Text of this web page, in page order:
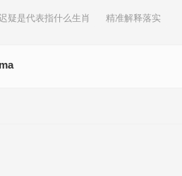
疑是代表指什么生肖 精准解释落实